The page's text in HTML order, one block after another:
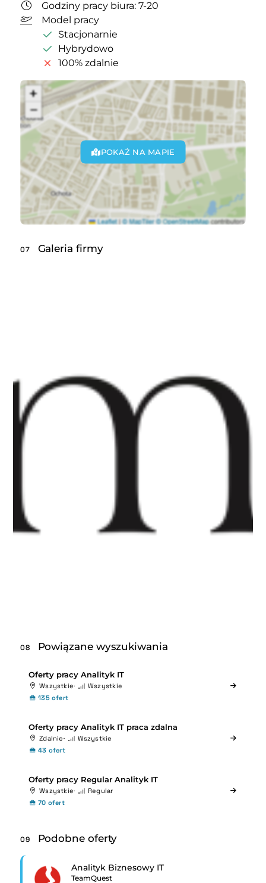
Godziny pracy biura: 7-20
Model pracy
Stacjonarnie
Hybrydowo
100% zdalnie
POKAŻ NA MAPIE
07 Galeria firmy
08 Powiązane wyszukiwania
Oferty pracy Analityk IT
Wszystkie
Wszystkie
135 ofert
Oferty pracy Analityk IT praca zdalna
Zdalnie
Wszystkie
43 ofert
Oferty pracy Regular Analityk IT
Wszystkie
Regular
70 ofert
09 Podobne oferty
Analityk Biznesowy IT
TeamQuest